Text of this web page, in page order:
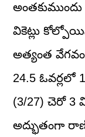
వికెట్లు
అత్యంత
24.5 ఓవర్లలో
(3/27) చెరో 3
అద్భుతంగా